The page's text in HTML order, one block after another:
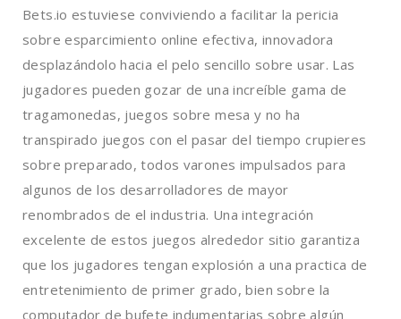
Bets.io estuviese conviviendo a facilitar la pericia
sobre esparcimiento online efectiva, innovadora
desplazándolo hacia el pelo sencillo sobre usar. Las
jugadores pueden gozar de una increíble gama de
tragamonedas, juegos sobre mesa y no ha
transpirado juegos con el pasar del tiempo crupieres
sobre preparado, todos varones impulsados para
algunos de los desarrolladores de mayor
renombrados de el industria. Una integración
excelente de estos juegos alrededor sitio garantiza
que los jugadores tengan explosión a una practica de
entretenimiento de primer grado, bien sobre la
computador de bufete indumentarias sobre algún